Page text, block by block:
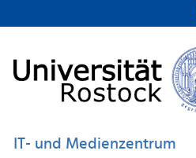
IT- und Medienzentrum